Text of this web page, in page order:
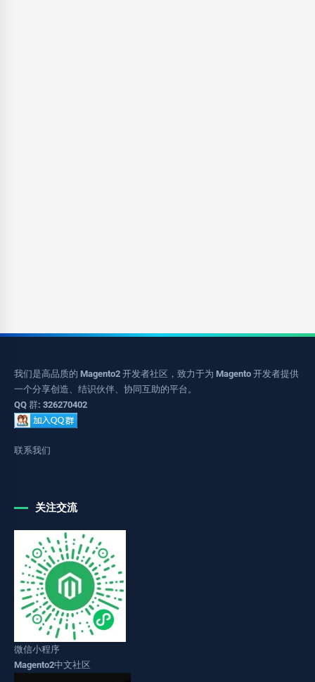
我们是高品质的 Magento2 开发者社区，致力于为 Magento 开发者提供
一个分享创造、结识伙伴、协同互助的平台。
QQ 群: 326270402
联系我们
关注交流
微信小程序
Magento2中文社区